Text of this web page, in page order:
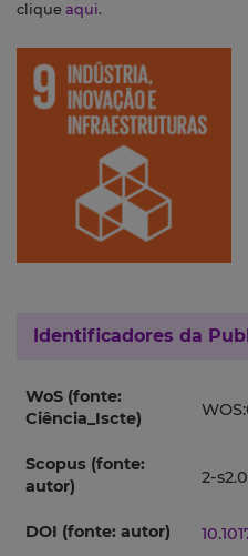
clique aqui.
Identificadores da
WoS (fonte:
Ciência_Iscte)
Scopus (fonte:
autor)
2-
DOI (fonte: autor)